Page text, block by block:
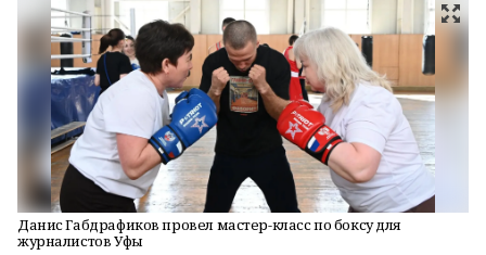
Данис Габдрафиков провел мастер-класс по боксу для
журналистов Уфы